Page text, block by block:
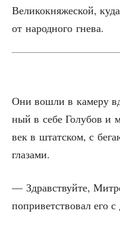
Вели­ко­кня­же­ской,
от народ­но­го гнева.
Они вошли в каме­ру
ный в себе Голу­бов и
век в штат­ском, с
глазами.
— Здрав­ствуй­те,
попри­вет­ство­вал его